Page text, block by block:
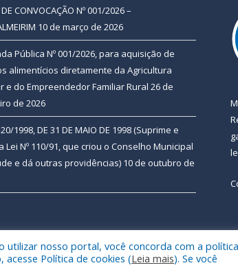
DE CONVOCAÇÃO Nº 001/2026 –
10 de março de 2026
Pública Nº 001/2026, para aquisição de
alimentícios diretamente da Agricultura
e do Empreendedor Familiar Rural 26 de
de 2026
1998, DE 31 DE MAIO DE 1998 (Suprime e
Lei Nº 110/91, que criou o Conselho Municipal
e dá outras providências) 10 de outubro de
Mapa do Site
utilizar nosso portal, você concorda com a
Política de cookies (Leia mais). Se você